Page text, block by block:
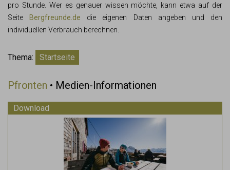
pro Stunde. Wer es genauer wissen möchte, kann etwa auf der
SeiteBergfreunde.de die eigenen Daten angeben und den
individuellen Verbrauch berechnen.
Thema: Startseite
Pfronten • Medien-Informationen
Download